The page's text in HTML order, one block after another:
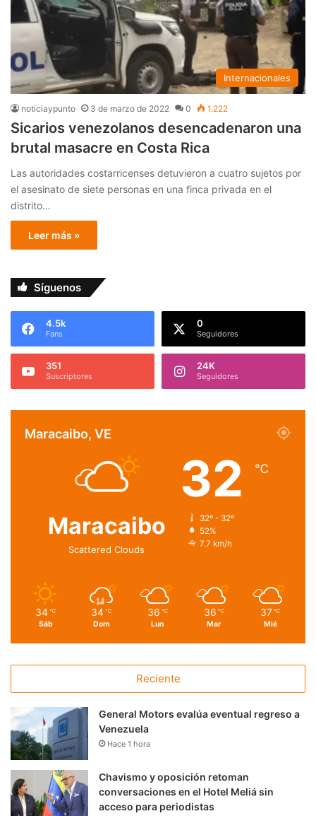
Internacionales
noticiaypunto 3 de marzo de 2022 0 1.222
Sicarios venezolanos desencadenaron una
brutal masacre en Costa Rica
Las autoridades costarricenses detuvieron a cuatro sujetos por
el asesinato de siete personas en una finca privada en el
distrito…
Leer más »
Síguenos
4.5k
Fans
0
Seguidores
351
Suscriptores
24K
Seguidores
Maracaibo, VE
Maracaibo
Scattered Clouds
32 ℃
32º - 32º
52%
7.7 km/h
34 ℃
Sáb
34 ℃
Dom
36 ℃
Lun
36 ℃
Mar
37 ℃
Mié
Reciente
General Motors evalúa eventual regreso a
Venezuela
Hace 1 hora
Chavismo y oposición retoman
conversaciones en el Hotel Meliá sin
acceso para periodistas